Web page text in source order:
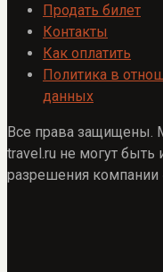
Продать билет
Контакты
Как оплатить
Политика в
данных
Все права защищены.
travel.ru не могут
разрешения